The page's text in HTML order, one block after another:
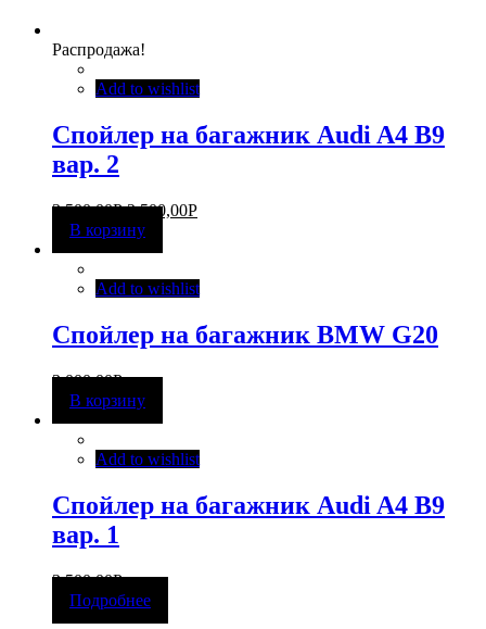
Распродажа!
Add to wishlist
Спойлер на багажник Audi A4 B9
вар. 2
3 500,00Р 2 500,00Р
В корзину
Add to wishlist
Спойлер на багажник BMW G20
3 000,00Р
В корзину
Add to wishlist
Спойлер на багажник Audi A4 B9
вар. 1
3 500,00Р
Подробнее